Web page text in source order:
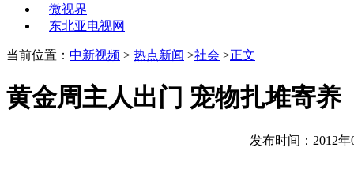
微视界
东北亚电视网
当前位置： 中新视频 > 热点新闻 >社会 >正文
黄金周主人出门 宠物扎堆寄养
发布时间：2012年